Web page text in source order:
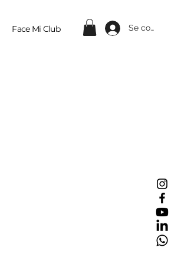
Face Mi Club Contact Se connecter